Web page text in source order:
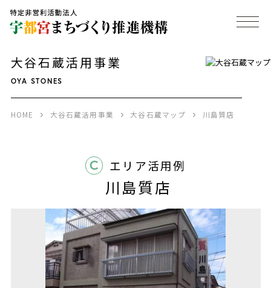
大谷石蔵活用事業
OYA STONES
HOME 大谷石蔵活用事業 大谷石蔵マップ 川島質店
C エリア活用例
川島質店